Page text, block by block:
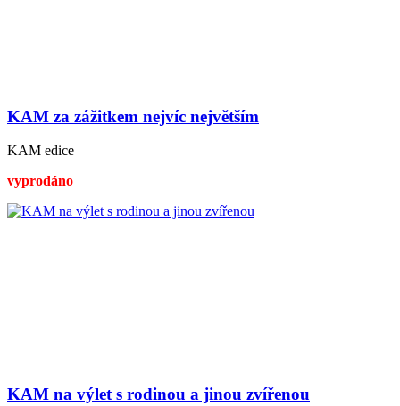
KAM za zážitkem nejvíc největším
KAM edice
vyprodáno
KAM na výlet s rodinou a jinou zvířenou